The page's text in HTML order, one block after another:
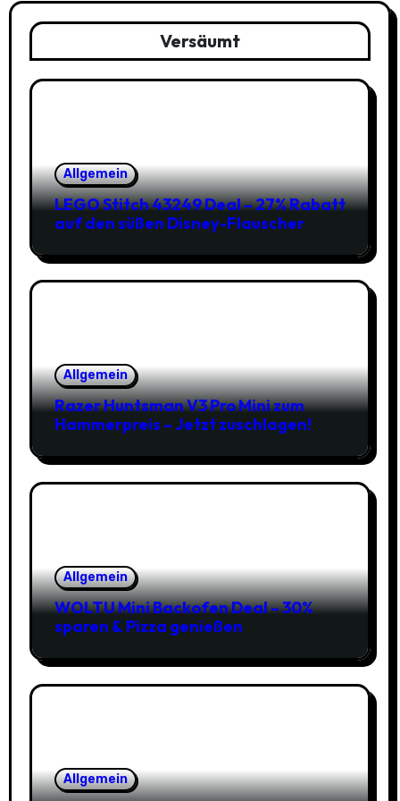
Versäumt
Allgemein
LEGO Stitch 43249 Deal – 27% Rabatt
auf den süßen Disney-Flauscher
Allgemein
Razer Huntsman V3 Pro Mini zum
Hammerpreis – Jetzt zuschlagen!
Allgemein
WOLTU Mini Backofen Deal – 30%
sparen & Pizza genießen
Allgemein